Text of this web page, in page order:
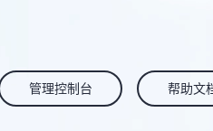
管理控制台 帮助文